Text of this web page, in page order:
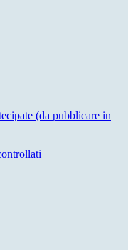
(da pubblicare in